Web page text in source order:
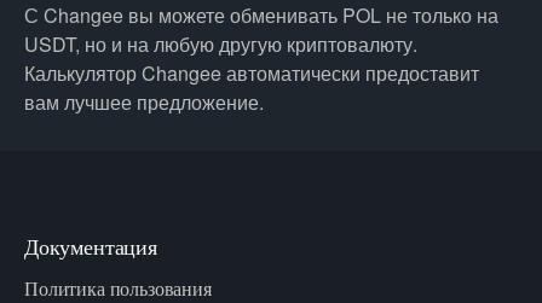
С Changee вы можете обменивать POL не только на
USDT, но и на любую другую криптовалюту.
Калькулятор Changee автоматически предоставит
вам лучшее предложение.
Документация
Политика пользования